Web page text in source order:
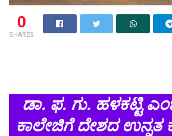
0
SHARES
ಡಾ. ಫ. ಗು. ಹಳಕಟ್ಟಿ
ಕಾಲೇಜಿಗೆ ದೇಶದ ಉನ್ನತ